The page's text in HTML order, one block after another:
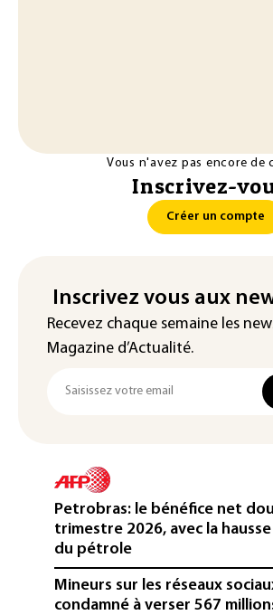
Vous n'avez pas encore de
Inscrivez-
Créer un compte
Inscrivez vous aux
Recevez chaque semaine les
Magazine d’Actualité.
Petrobras: le bénéfice net
trimestre 2026, avec la
du pétrole
Mineurs sur les réseaux
condamné à verser 567